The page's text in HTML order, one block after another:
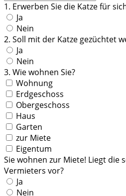
1. Erwerben Sie die Katze für
Ja
Nein
2. Soll mit der Katze gezüchtet
Ja
Nein
3. Wie wohnen Sie?
Wohnung
Erdgeschoss
Obergeschoss
Haus
Garten
zur Miete
Eigentum
Sie wohnen zur Miete! Liegt die
Vermieters vor?
Ja
Nein